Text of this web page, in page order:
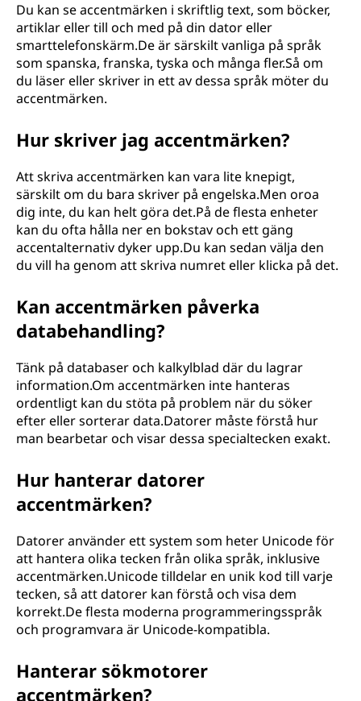
Du kan se accentmärken i skriftlig text, som böcker,
artiklar eller till och med på din dator eller
smarttelefonskärm.De är särskilt vanliga på språk
som spanska, franska, tyska och många fler.Så om
du läser eller skriver in ett av dessa språk möter du
accentmärken.
Hur skriver jag accentmärken?
Att skriva accentmärken kan vara lite knepigt,
särskilt om du bara skriver på engelska.Men oroa
dig inte, du kan helt göra det.På de flesta enheter
kan du ofta hålla ner en bokstav och ett gäng
accentalternativ dyker upp.Du kan sedan välja den
du vill ha genom att skriva numret eller klicka på det.
Kan accentmärken påverka
databehandling?
Tänk på databaser och kalkylblad där du lagrar
information.Om accentmärken inte hanteras
ordentligt kan du stöta på problem när du söker
efter eller sorterar data.Datorer måste förstå hur
man bearbetar och visar dessa specialtecken exakt.
Hur hanterar datorer
accentmärken?
Datorer använder ett system som heter Unicode för
att hantera olika tecken från olika språk, inklusive
accentmärken.Unicode tilldelar en unik kod till varje
tecken, så att datorer kan förstå och visa dem
korrekt.De flesta moderna programmeringsspråk
och programvara är Unicode-kompatibla.
Hanterar sökmotorer
accentmärken?